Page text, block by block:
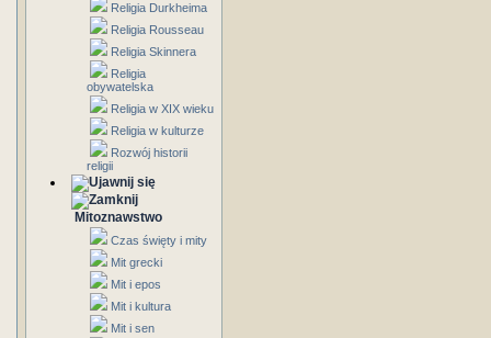
Religia Durkheima
Religia Rousseau
Religia Skinnera
Religia
obywatelska
Religia w XIX wieku
Religia w kulturze
Rozwój historii
religii
Mitoznawstwo
Czas święty i mity
Mit grecki
Mit i epos
Mit i kultura
Mit i sen